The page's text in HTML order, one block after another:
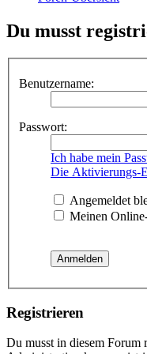
Du musst
Benutzername:
Passwort:
Ich habe mein
Die Aktivierungs-
Angemeldet
Meinen
Registrieren
Du musst in diesem